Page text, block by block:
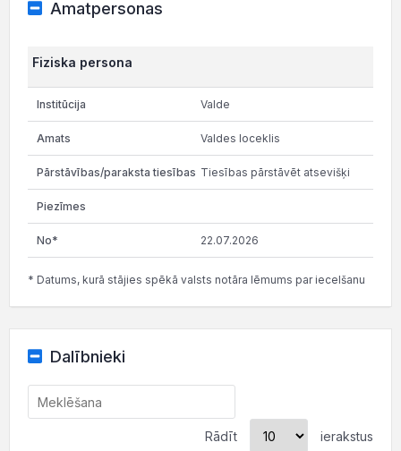
Amatpersonas
Fiziska persona
Valde
Valdes loceklis
Tiesības pārstāvēt atsevišķi
22.07.2026
* Datums, kurā stājies spēkā valsts notāra lēmums par iecelšanu
Dalībnieki
Rādīt ierakstus